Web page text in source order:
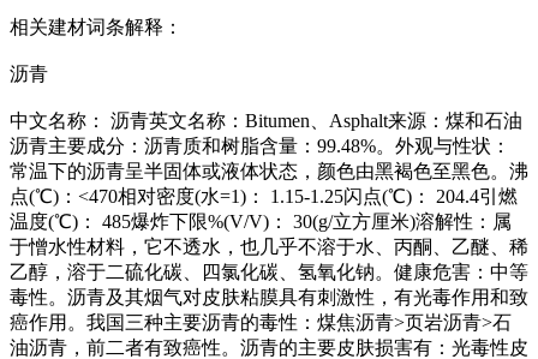
相关建材词条解释：
沥青
中文名称： 沥青英文名称：Bitumen、Asphalt来源：煤和石油
沥青主要成分：沥青质和树脂含量：99.48%。外观与性状：
常温下的沥青呈半固体或液体状态，颜色由黑褐色至黑色。沸
点(℃)：<470相对密度(水=1)： 1.15-1.25闪点(℃)： 204.4引燃
温度(℃)： 485爆炸下限%(V/V)： 30(g/立方厘米)溶解性：属
于憎水性材料，它不透水，也几乎不溶于水、丙酮、乙醚、稀
乙醇，溶于二硫化碳、四氯化碳、氢氧化钠。健康危害：中等
毒性。沥青及其烟气对皮肤粘膜具有刺激性，有光毒作用和致
癌作用。我国三种主要沥青的毒性：煤焦沥青>页岩沥青>石
油沥青，前二者有致癌性。沥青的主要皮肤损害有：光毒性皮